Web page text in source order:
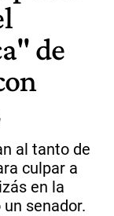
de
al tanto de
culpar a
en la
senador.